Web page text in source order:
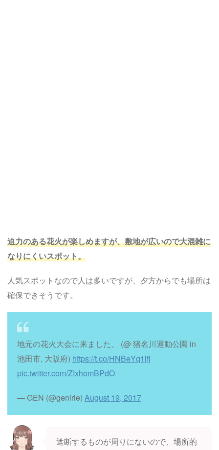
迫力のある花火が楽しめますが、敷地が広いので大混雑に
なりにくいスポット。
人気スポットなので人は多いですが、夕方からでも場所は
確保できそうです。
地元の花火大会に来ました。 (@ 猪名川運動公園 in
池田市, 大阪府) https://t.co/HNBeYq1jfj
pic.twitter.com/ZIxhomBPdO
— GEN (@genirie) August 19, 2017
遮断するものが周りにないので、場所的